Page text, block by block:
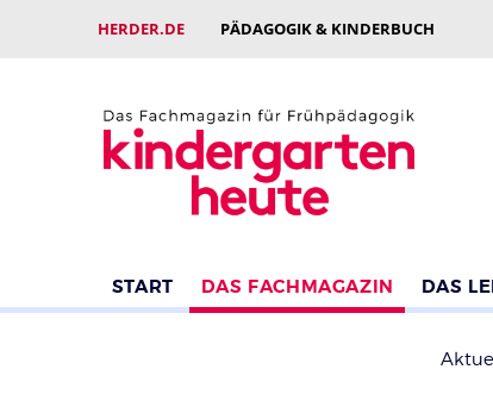
HERDER.DE PÄDAGOGIK & KINDERBUCH
START DAS FACHMAGAZIN DAS